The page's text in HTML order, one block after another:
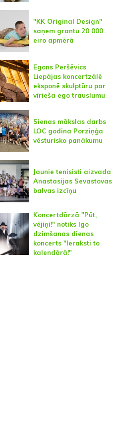
"KK Original Design"
saņem grantu 20 000
eiro apmērā
Egons Peršēvics
Liepājas koncertzālē
eksponē skulptūru par
vīrieša ego trauslumu
Sienas mākslas darbs
LOC godina Porziņģa
vēsturisko panākumu
Jaunie tenisisti aizvada
Anastasijas Sevastovas
balvas izcīņu
Koncertdārzā "Pūt,
vējiņi!" notiks Igo
dzimšanas dienas
koncerts "Ieraksti to
kalendārā!"